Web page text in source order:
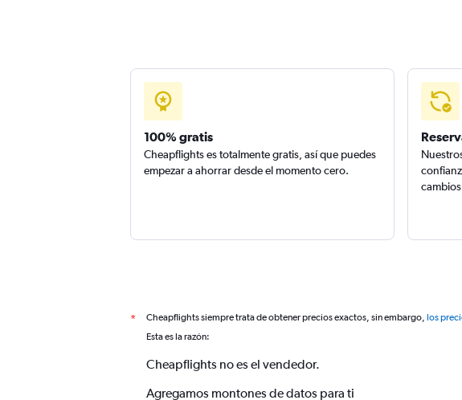
100% gratis
Cheapflights es totalmente gratis, así que puedes
empezar a ahorrar desde el momento cero.
* Cheapflights siempre trata de obtener precios exactos, sin embargo, los
Esta es la razón:
Cheapflights no es el vendedor.
Agregamos montones de datos para ti